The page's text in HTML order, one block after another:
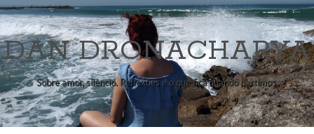
DAN DRONACHARYA
Sobre amor, silêncio. Reflexões e o que fica quando partimos.